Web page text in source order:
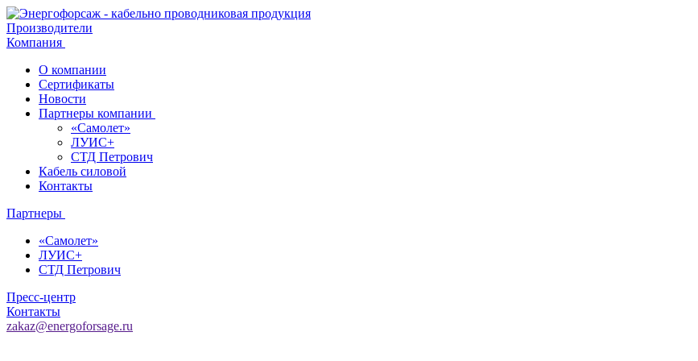
Производители
Компания
О компании
Сертификаты
Новости
Партнеры компании
«Самолет»
ЛУИС+
СТД Петрович
Кабель силовой
Контакты
Партнеры
«Самолет»
ЛУИС+
СТД Петрович
Пресс-центр
Контакты
zakaz@energoforsage.ru